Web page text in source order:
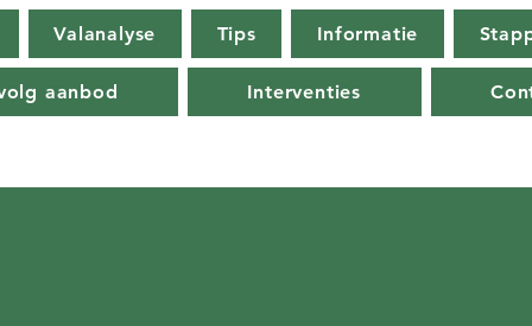
Valanalyse Tips Informatie
aanbod Interventies